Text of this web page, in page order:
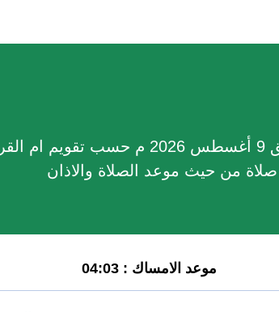
موعد الامساك في مدينة - الأسامر اليوم الأحد 26 صفر 1448هـ الموافق 9
من حيث موعد الصلاة والاذان
موعد الامساك : 04:03